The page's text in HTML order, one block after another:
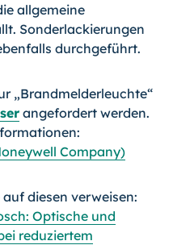
allgemeine
Sonderlackierungen
durchgeführt.
„Brandmelderleuchte“
angefordert werden.
Company)
diesen verweisen:
Optische und
reduziertem